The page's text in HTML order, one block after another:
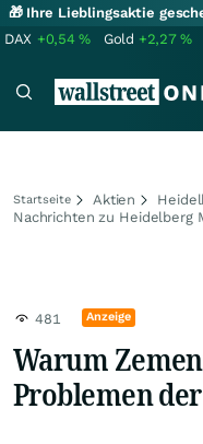
🎁 Ihre Lieblingsaktie
DAX +0,54% Gold +2,27%
Startseite Aktien
Nachrichten zu Heidelberg
481 Anzeige
Warum
Problemen